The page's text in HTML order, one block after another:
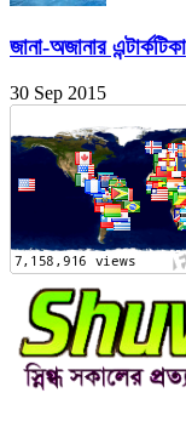
জানা-অজানার এন্টার্কটিকা
30 Sep 2015